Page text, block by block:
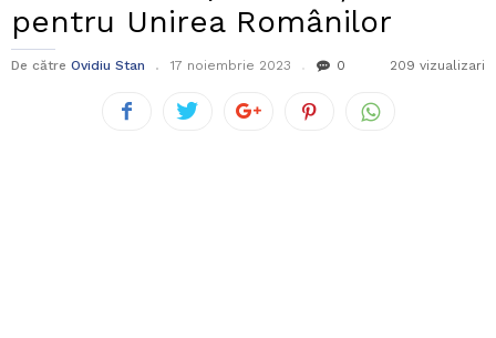
pentru Unirea Românilor
De către Ovidiu Stan 17 noiembrie 2023 0 209 vizualizari